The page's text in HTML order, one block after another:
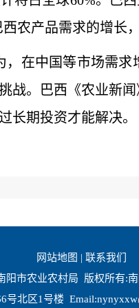
农产品需求的增长
在中国等市场需求
战。巴西《农业新
长期投资才能解决。
网站地图 | 联系我们
阳市农业农村局 版权所有:
号北区1号楼